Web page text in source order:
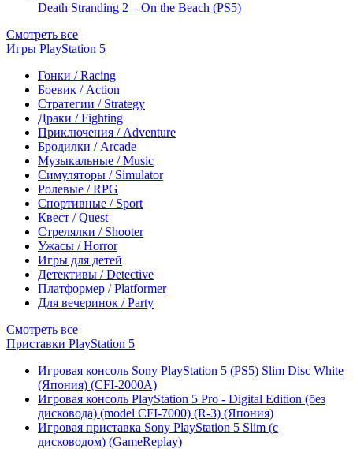
Death Stranding 2 – On the Beach (PS5)
Смотреть все
Игры PlayStation 5
Гонки / Racing
Боевик / Action
Стратегии / Strategy
Драки / Fighting
Приключения / Adventure
Бродилки / Arcade
Музыкальные / Music
Симуляторы / Simulator
Ролевые / RPG
Спортивные / Sport
Квест / Quest
Стрелялки / Shooter
Ужасы / Horror
Игры для детей
Детективы / Detective
Платформер / Platformer
Для вечеринок / Party
Смотреть все
Приставки PlayStation 5
Игровая консоль Sony PlayStation 5 (PS5) Slim Disc White
(Япония) (CFI-2000A)
Игровая консоль PlayStation 5 Pro - Digital Edition (без
дисковода) (model CFI-7000) (R-3) (Япония)
Игровая приставка Sony PlayStation 5 Slim (с
дисководом) (GameReplay)